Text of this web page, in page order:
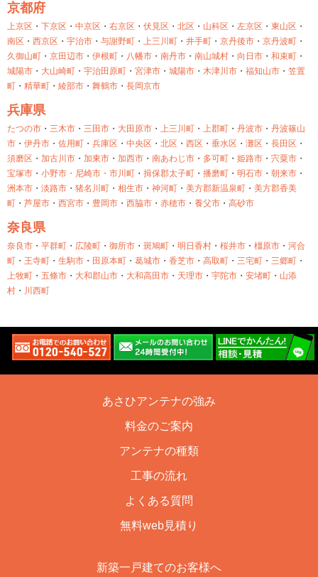
京都府
上京区 ・ 下京区 ・ 中京区 ・ 右京区 ・ 伏見区 ・ 北区 ・ 山科区 ・ 左京区 ・ 東山区 ・
南区 ・ 西京区 ・ 宇治市 ・ 与謝野町 ・ 上三川町 ・ 井手町 ・ 京丹後市 ・ 京丹波町 ・
久御山町 ・ 京田辺市 ・ 伊根町 ・ 八幡市 ・ 南丹市 ・ 南山城村 ・ 向日市 ・ 和束町 ・
城陽市 ・ 大山崎町 ・ 宇治田原町 ・ 宮津市 ・ 城陽市 ・ 木津川市 ・ 福知山市 ・ 笠置
町 ・ 精華町 ・ 綾部市 ・ 舞鶴市 ・ 長岡京市
兵庫県
たつの市 ・ 三木市 ・ 三田市 ・ 大田原市 ・ 上三川町 ・ 上郡町 ・ 丹波市 ・ 丹波篠山
市 ・ 伊丹市 ・ 佐用町 ・ 兵庫区 ・ 中央区 ・ 北区 ・ 西区 ・ 垂水区 ・ 灘区 ・ 長田区 ・
須磨区 ・ 加古川市 ・ 加東市 ・ 加西市 ・ 南あわじ市 ・ 多可町 ・ 姫路市 ・ 宍粟市 ・
宝塚市 ・ 小野市・ 尼崎市・ 市川町 ・ 揖保郡太子町 ・ 播磨町 ・ 明石市 ・ 朝来市 ・
洲本市 ・ 淡路市 ・ 猪名川町 ・ 相生市 ・ 神河町 ・ 美方郡新温泉町 ・ 美方郡香美
町 ・ 芦屋市 ・ 西宮市 ・ 豊岡市 ・ 西脇市 ・ 赤穂市 ・ 養父市 ・ 高砂市
奈良県
奈良市 ・ 平群町 ・ 広陵町 ・ 御所市 ・ 斑鳩町 ・ 明日香村 ・ 桜井市 ・ 橿原市 ・ 河合
町 ・ 王寺町 ・ 生駒市 ・ 田原本町 ・ 葛城市 ・ 香芝市 ・ 高取町 ・ 三宅町 ・ 三郷町 ・
上牧町 ・ 五條市 ・ 大和郡山市 ・ 大和高田市 ・ 天理市 ・ 宇陀市 ・ 安堵町 ・ 山添
村 ・ 川西町
あさひアンテナの強み
料金のご案内
アンテナの種類
工事の流れ
よくある質問
無料web見積り
新築一戸建てのお客様へ